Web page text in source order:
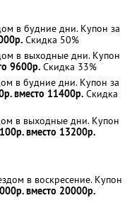
в будние дни. Купон за
Скидка 50%
в выходные дни. Купон
9600р. Скидка 33%
в будние дни. Купон за
вместо 11400р. Скидка
в выходные дни. Купон
вместо 13200р.
в воскресение. Купон
вместо 20000р.